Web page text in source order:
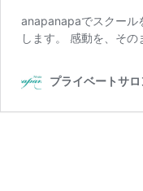
anapanapaでスクール
します。 感動を、そ
プライベートサ